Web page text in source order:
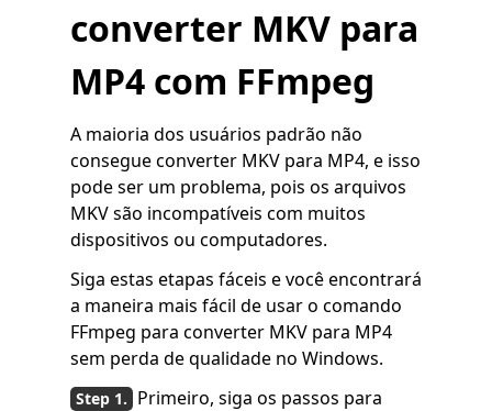
converter MKV para
MP4 com FFmpeg
A maioria dos usuários padrão não
consegue converter MKV para MP4, e isso
pode ser um problema, pois os arquivos
MKV são incompatíveis com muitos
dispositivos ou computadores.
Siga estas etapas fáceis e você encontrará
a maneira mais fácil de usar o comando
FFmpeg para converter MKV para MP4
sem perda de qualidade no Windows.
Primeiro, siga os passos para